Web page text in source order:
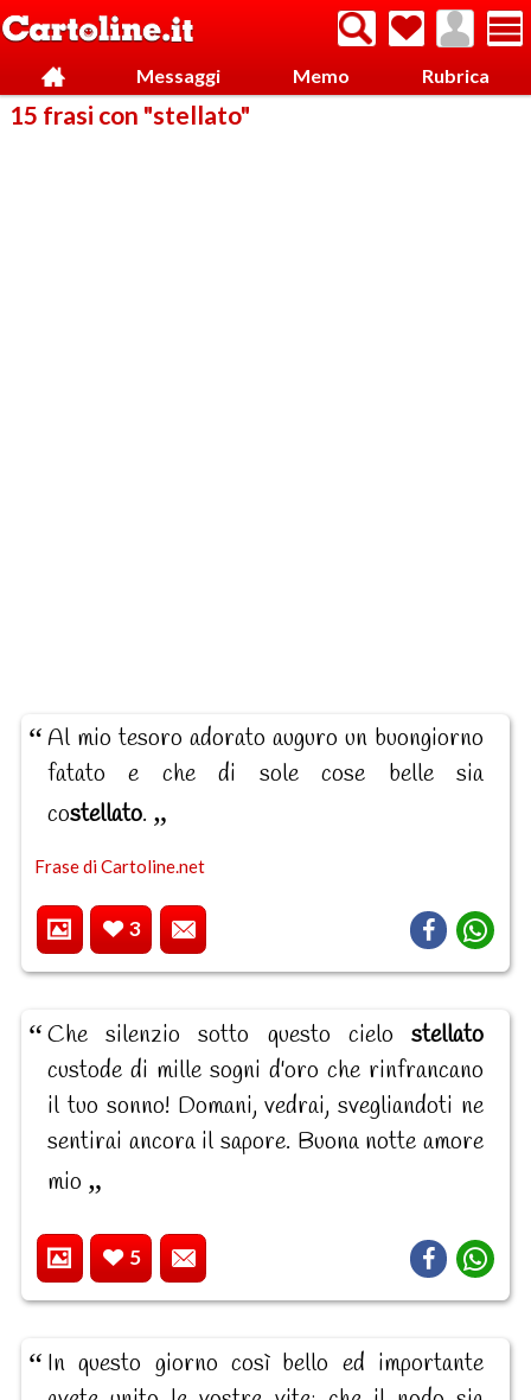
Messaggi Memo Rubrica
15 frasi con "stellato"
Al mio tesoro adorato auguro un buongiorno
fatato e che di sole cose belle sia
costellato.
Frase di Cartoline.net
3
Che silenzio sotto questo cielo stellato
custode di mille sogni d'oro che rinfrancano
il tuo sonno! Domani, vedrai, svegliandoti ne
sentirai ancora il sapore. Buona notte amore
mio
5
In questo giorno così bello ed importante